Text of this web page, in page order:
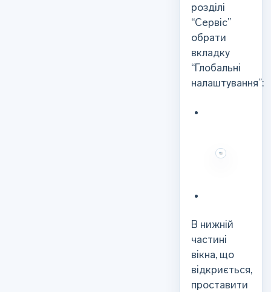
розділі
“Сервіс”
обрати
вкладку
“Глобальні
налаштування”:
В нижній
частині
вікна, що
відкриється,
проставити